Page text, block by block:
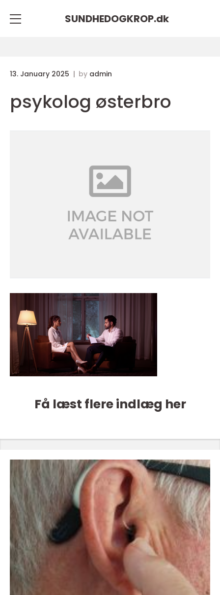
SUNDHEDOGKROP.dk
13. January 2025 by admin
psykolog østerbro
Få læst flere indlæg her